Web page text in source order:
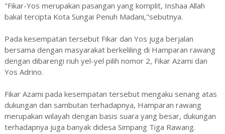
"Fikar-Yos merupakan pasangan yang komplit, Inshaa Allah
bakal tercipta Kota Sungai Penuh Madani,"sebutnya.
Pada kesempatan tersebut Fikar dan Yos juga berjalan
bersama dengan masyarakat berkeliling di Hamparan rawang
dengan dibarengi riuh yel-yel pilih nomor 2, Fikar Azami dan
Yos Adrino.
Fikar Azami pada kesempatan tersebut mengaku senang atas
dukungan dan sambutan terhadapnya, Hamparan rawang
merupakan wilayah dengan basis suara yang besar, dukungan
terhadapnya juga banyak didesa Simpang Tiga Rawang.